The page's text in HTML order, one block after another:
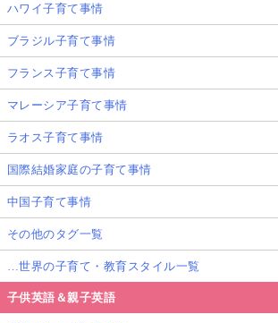
ハワイ子育て事情
ブラジル子育て事情
フランス子育て事情
マレーシア子育て事情
ラオス子育て事情
国際結婚家庭の子育て事情
中国子育て事情
その他のタグ一覧
…世界の子育て・教育スタイル一覧
子供英語＆親子英語